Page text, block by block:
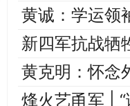
黄诚：学运领
新四军抗战牺
黄克明：怀
烽火艺甬军 |